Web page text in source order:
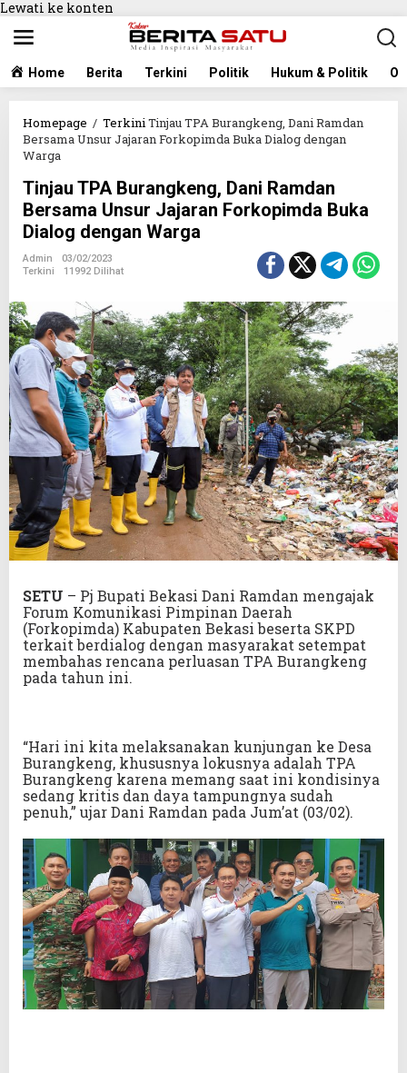
Lewati ke konten
Home Berita Terkini Politik Hukum & Politik
Homepage / TerkiniTinjau TPA Burangkeng, Dani Ramdan
Bersama Unsur Jajaran Forkopimda Buka Dialog dengan
Warga
Tinjau TPA Burangkeng, Dani Ramdan
Bersama Unsur Jajaran Forkopimda Buka
Dialog dengan Warga
Admin
03/02/2023
Terkini
11992 Dilihat
SETU – Pj Bupati Bekasi Dani Ramdan mengajak
Forum Komunikasi Pimpinan Daerah
(Forkopimda) Kabupaten Bekasi beserta SKPD
terkait berdialog dengan masyarakat setempat
membahas rencana perluasan TPA Burangkeng
pada tahun ini.
“Hari ini kita melaksanakan kunjungan ke Desa
Burangkeng, khususnya lokusnya adalah TPA
Burangkeng karena memang saat ini kondisinya
sedang kritis dan daya tampungnya sudah
penuh,” ujar Dani Ramdan pada Jum’at (03/02).